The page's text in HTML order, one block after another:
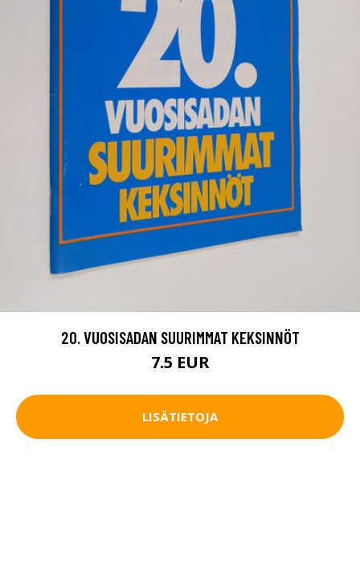
20. VUOSISADAN SUURIMMAT KEKSINNÖT
7.5 EUR
LISÄTIETOJA